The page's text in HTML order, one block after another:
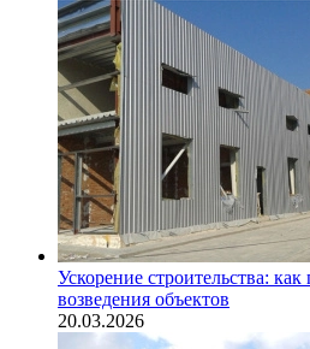
Ускорение строительства:
возведения объектов
20.03.2026